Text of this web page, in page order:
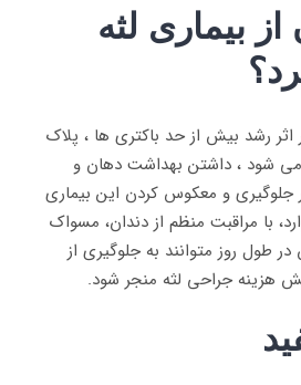
بیماری لثه
اثر رشد بیش از حد باکتری ها ، پلاک
می شود ، داشتن بهداشت دهان و
جلوگیری و معکوس کردن این بیماری
با مراقبت منظم از دندان، مسواک
طول روز متوانند به جلوگیری از
هزینه جراحی لثه منجر شود.